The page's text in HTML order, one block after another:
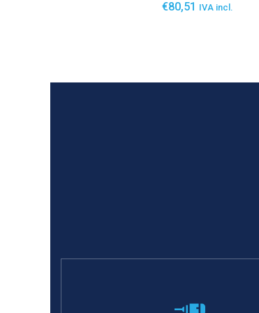
€80,51 IVA incl.